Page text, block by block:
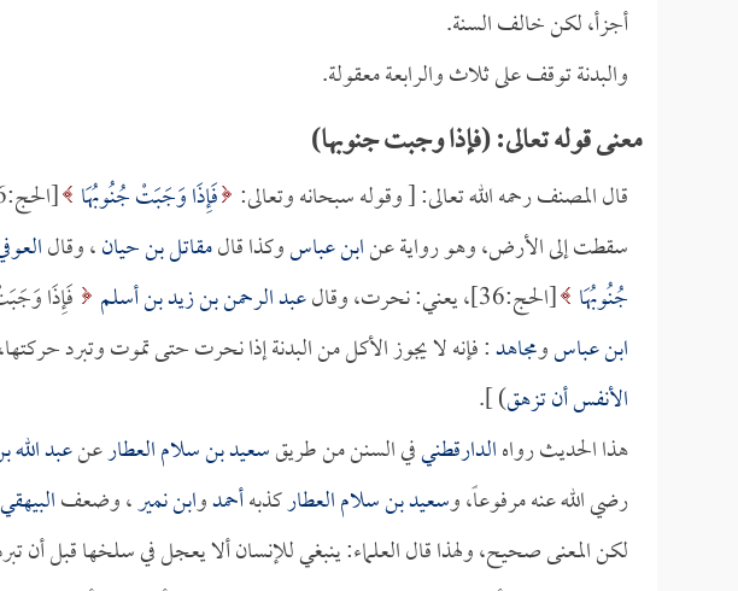
أجزأ، لكن خالف السنة.
والبدنة توقف على ثلاث والرابعة معقولة.
معنى قوله تعالى: (فإذا وجبت جنوبها)
قال المصنف رحمه الله تعالى: [ وقوله سبحانه وتعالى: فَإِذَا وَجَبَتْ جُنُوبُهَا [الحج:36]، قال
سقطت إلى الأرض، وهو رواية عنابن عباسوكذا قالمقاتل بن حيان، وقال
جُنُوبُهَا [الحج:36]، يعني: نحرت، وقال عبد الرحمن بن زيد بن أسلم فَإِذَا
ابن عباسومجاهد: فإنه لا يجوز الأكل من البدنة إذا نحرت حتى تموت وتبرد
الأنفس أن تزهق) ].
هذا الحديث رواهالدارقطنيفي السنن من طريقسعيد بن سلام العطارعنعبد
رضي الله عنه مرفوعاً، وسعيد بن سلام العطاركذبهأحمدوابن نمير، وضعفالبيهقي
لكن المعنى صحيح، ولهذا قال العلماء: ينبغي للإنسان ألا يعجل في سلخها قبل أن